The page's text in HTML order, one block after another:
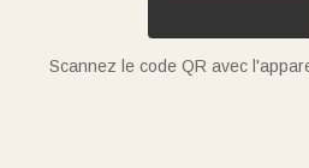
Scannez le code QR avec